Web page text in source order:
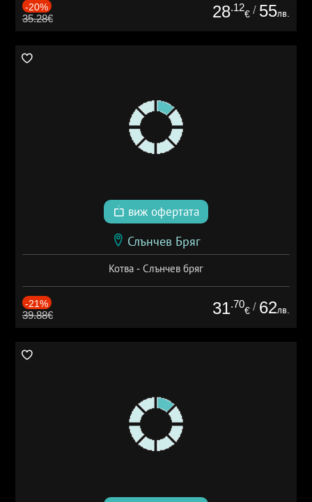
-20%
35.28€ 28.12
€ / 55лв.
виж офертата
Слънчев Бряг
Котва - Слънчев бряг
-21%
39.88€ 31.70
€ / 62лв.